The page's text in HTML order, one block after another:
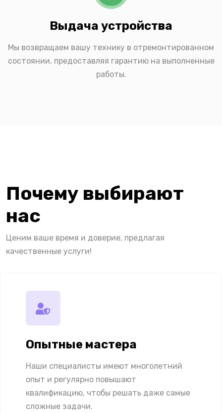
Выдача устройства
Мы возвращаем вашу технику в отремонтированном
состоянии, предоставляя гарантию на выполненные
работы.
Почему выбирают
нас
Ценим ваше время и доверие, предлагая
качественные услуги!
Опытные мастера
Наши специалисты имеют многолетний
опыт и регулярно повышают
квалификацию, чтобы решать даже самые
сложные задачи.